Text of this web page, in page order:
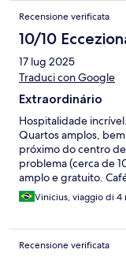
Recensione verificata
10/10
17 lug 2025
Traduci con Google
Extraordinário
Hospitalidade
Quartos amplos,
próximo do centro
problema (cerca de
amplo e gratuito.
atendimento da
informações
Vinicius, viaggio di 4
Recensione verificata